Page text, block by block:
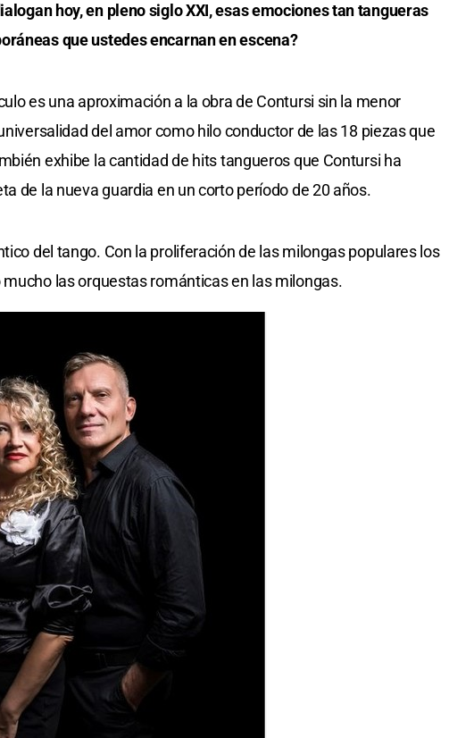
hoy, en pleno siglo XXI, esas emociones tan tangueras
que ustedes encarnan en escena?
es una aproximación a la obra de Contursi sin la menor
del amor como hilo conductor de las 18 piezas que
exhibe la cantidad de hits tangueros que Contursi ha
de la nueva guardia en un corto período de 20 años.
del tango. Con la proliferación de las milongas populares los
las orquestas románticas en las milongas.